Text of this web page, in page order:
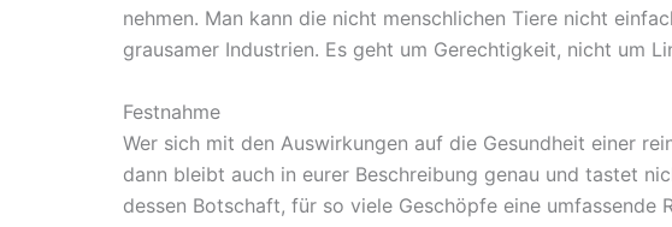
nehmen. Man kann die nicht menschlichen Tiere nicht
grausamer Industrien. Es geht um Gerechtigkeit, nicht um
Festnahme
Wer sich mit den Auswirkungen auf die Gesundheit einer
dann bleibt auch in eurer Beschreibung genau und tastet
dessen Botschaft, für so viele Geschöpfe eine umfassende